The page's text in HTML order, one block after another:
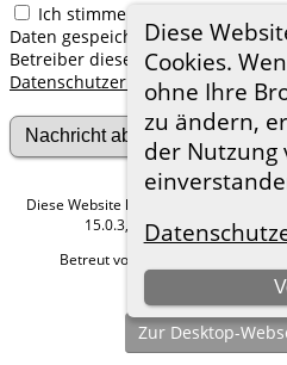
Diese
Cookies.
ohne Ihre
zu ändern,
der Nutzung
Ich stimme zu, dass meine
Daten gespeichert werden. Ich
Betreiber dieser Website bitten
Datenschutzerklärung
Diese Website läuft mit
15.0.3, programmiert von
Betreut von
Hier geht es
Zur Desktop-